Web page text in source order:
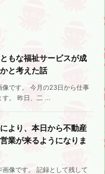
もな福祉サービスが成
と考えた話
像です。 今月の23日から仕事
す。 昨日、二 ...
より、本日から不動産
業が来るようになりま
像です。 記録として残して